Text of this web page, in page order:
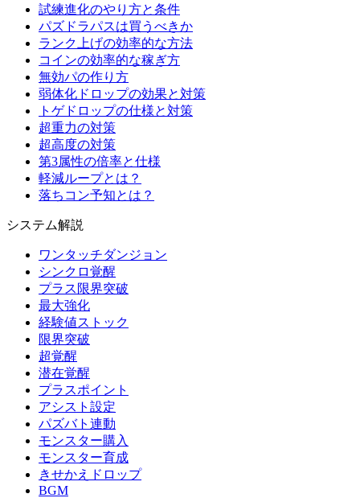
試練進化のやり方と条件
パズドラパスは買うべきか
ランク上げの効率的な方法
コインの効率的な稼ぎ方
無効パの作り方
弱体化ドロップの効果と対策
トゲドロップの仕様と対策
超重力の対策
超高度の対策
第3属性の倍率と仕様
軽減ループとは？
落ちコン予知とは？
システム解説
ワンタッチダンジョン
シンクロ覚醒
プラス限界突破
最大強化
経験値ストック
限界突破
超覚醒
潜在覚醒
プラスポイント
アシスト設定
パズバト連動
モンスター購入
モンスター育成
きせかえドロップ
BGM